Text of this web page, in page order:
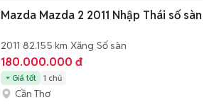
Mazda Mazda 2 2011 Nhập Thái số sàn
2011 82.155 km Xăng Số sàn
180.000.000 đ
Giá tốt 1 chủ
Cần Thơ